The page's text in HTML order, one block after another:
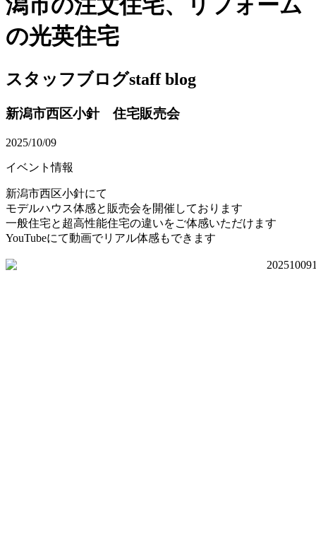
潟市の注文住宅、リフォーム
の光英住宅
スタッフブログstaff blog
新潟市西区小針 住宅販売会
2025/10/09
イベント情報
新潟市西区小針にて
モデルハウス体感と販売会を開催しております
一般住宅と超高性能住宅の違いをご体感いただけます
YouTubeにて動画でリアル体感もできます